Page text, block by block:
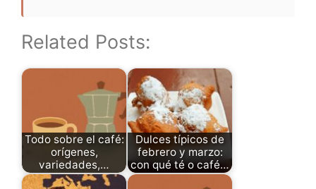
Related Posts:
Todo sobre el café:
orígenes,
variedades,…
Dulces típicos de
febrero y marzo:
con qué té o café…